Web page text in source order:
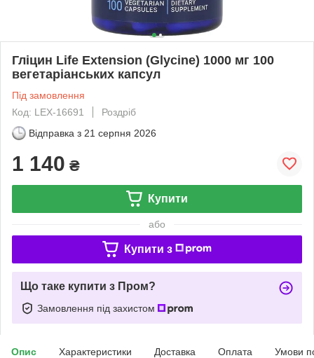
Гліцин Life Extension (Glycine) 1000 мг 100
вегетаріанських капсул
Під замовлення
Код: LEX-16691
Роздріб
Відправка з 21 серпня 2026
1 140 ₴
Купити
або
Купити з
Що таке купити з Пром?
Замовлення під захистом
Опис Характеристики Доставка Оплата Умови